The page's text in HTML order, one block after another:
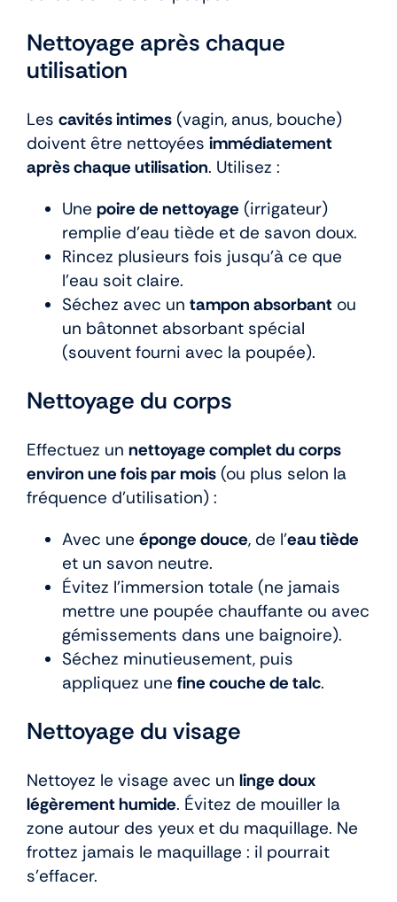
Nettoyage après chaque
utilisation
Les cavités intimes (vagin, anus, bouche)
doivent être nettoyées immédiatement
après chaque utilisation. Utilisez :
Une poire de nettoyage (irrigateur)
remplie d’eau tiède et de savon doux.
Rincez plusieurs fois jusqu’à ce que
l’eau soit claire.
Séchez avec un tampon absorbant ou
un bâtonnet absorbant spécial
(souvent fourni avec la poupée).
Nettoyage du corps
Effectuez un nettoyage complet du corps
environ une fois par mois (ou plus selon la
fréquence d’utilisation) :
Avec une éponge douce, de l’eau tiède
et un savon neutre.
Évitez l’immersion totale (ne jamais
mettre une poupée chauffante ou avec
gémissements dans une baignoire).
Séchez minutieusement, puis
appliquez une fine couche de talc.
Nettoyage du visage
Nettoyez le visage avec un linge doux
légèrement humide. Évitez de mouiller la
zone autour des yeux et du maquillage. Ne
frottez jamais le maquillage : il pourrait
s’effacer.